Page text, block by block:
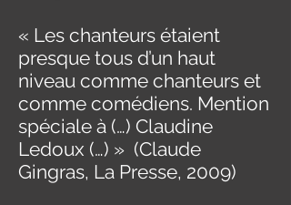
« Les chanteurs étaient
presque tous d’un haut
niveau comme chanteurs et
comme comédiens. Mention
spéciale à (…) Claudine
Ledoux (…) » (Claude
Gingras, La Presse, 2009)